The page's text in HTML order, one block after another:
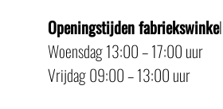
Openingstijden fabriekswinkel
Woensdag 13:00 – 17:00 uur
Vrijdag 09:00 – 13:00 uur